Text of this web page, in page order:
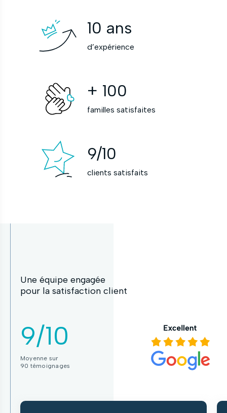
10 ans
d’expérience
+ 100
familles satisfaites
9/10
clients satisfaits
Une équipe engagée
pour la satisfaction client
9/10
Moyenne sur
90 témoignages